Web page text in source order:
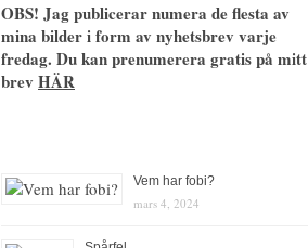
OBS! Jag publicerar numera de flesta av
mina bilder i form av nyhetsbrev varje
fredag. Du kan prenumerera gratis på mitt
brev HÄR
Vem har fobi?
mars 4, 2024